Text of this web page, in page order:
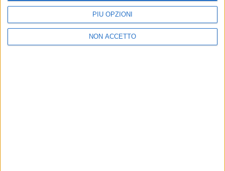
PIÙ OPZIONI
NON ACCETTO